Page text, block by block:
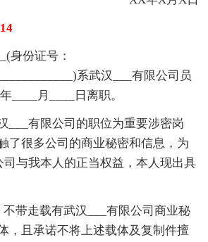
份证号：
系武汉___有限公司员
____月____日离职。
有限公司的职位为重要涉密岗
了很多公司的商业秘密和信息，为
司与我本人的正当权益，本人现出具
走载有武汉___有限公司商业秘
，且承诺不将上述载体及复制件擅